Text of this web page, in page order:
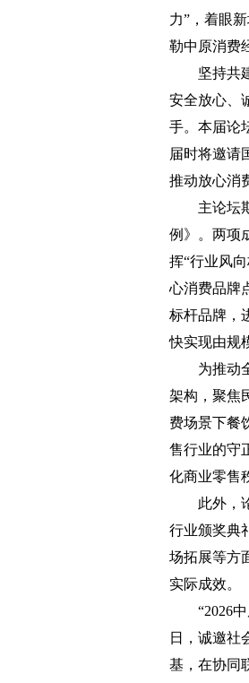
力”，着眼
勒中原消费
坚持共建
安全放心、
手。本届论
届时将邀请
推动放心消
主论坛期
例》。两项
挥“行业风
心消费品牌
标杆品牌，
快实现由规
为推动全
架构，聚焦
费场景下餐
售行业的守
化商业零售
此外，论
行业颁奖典
场拓展等方
实际成效。
“2026中
日，诚邀社
基，在协同